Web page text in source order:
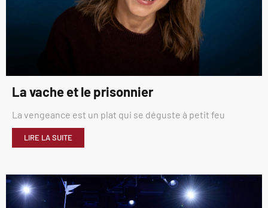
La vache et le prisonnier
La vengeance est un plat qui se déguste à petit feu
LIRE LA SUITE